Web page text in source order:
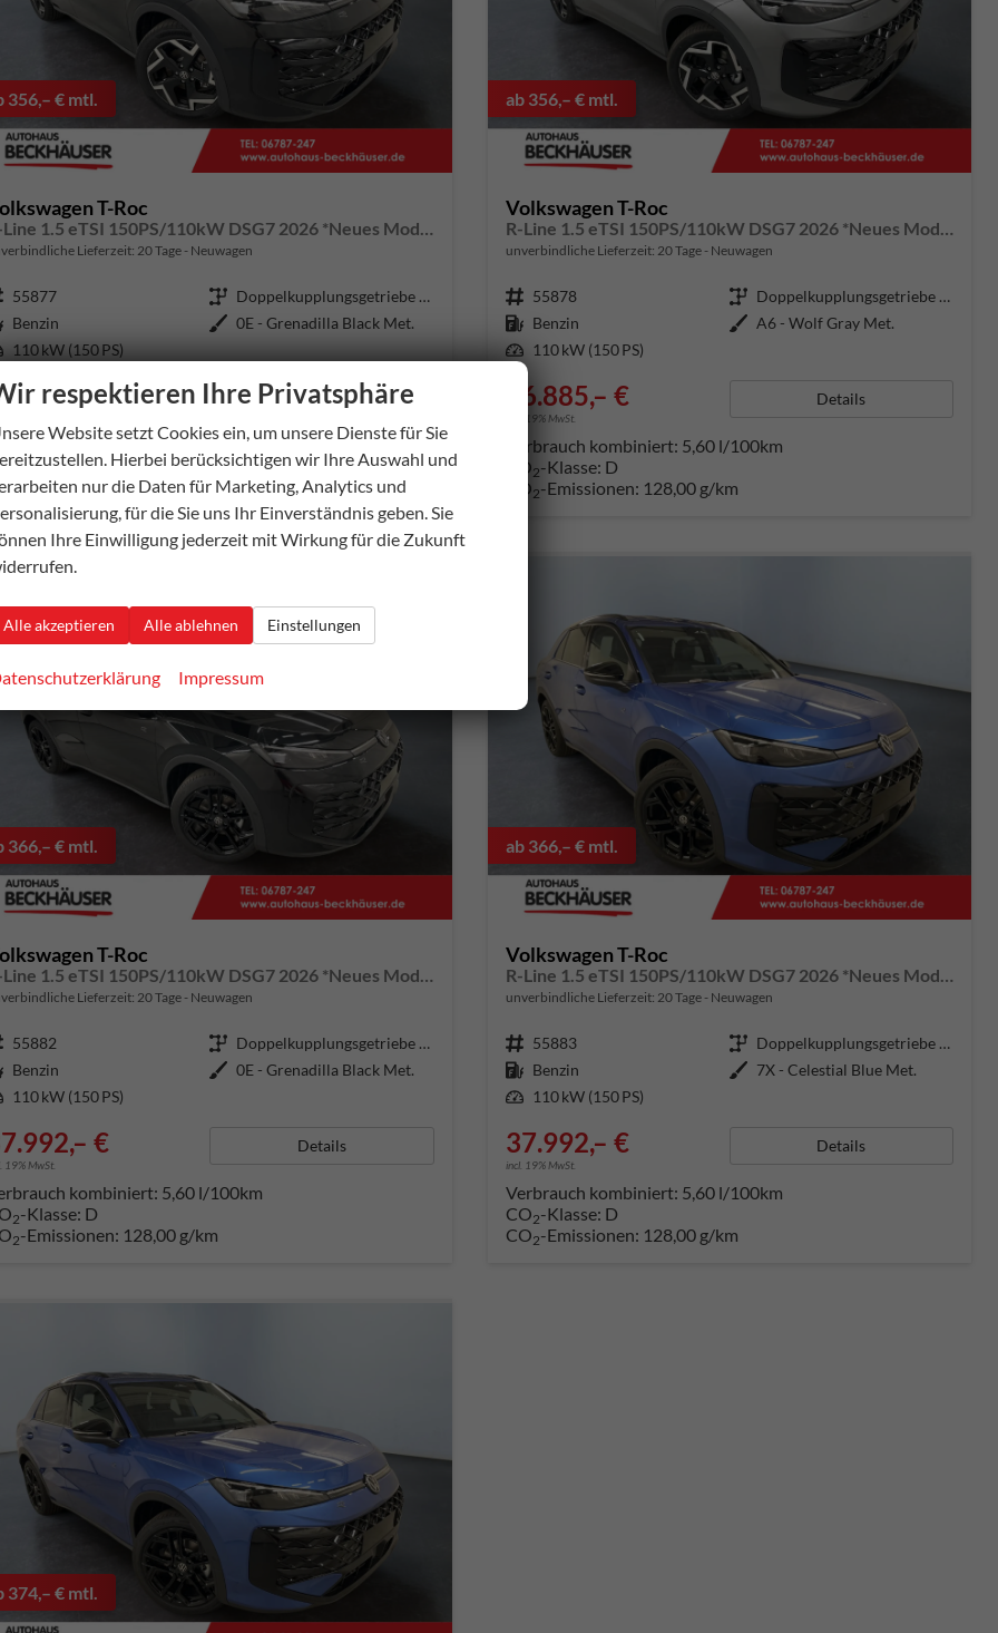
356,– € mtl.
T-Roc
R-Line 1.5 eTSI 150PS/110kW DSG7 2026 *Neues Modell* | +AHK+PARK ASSIST PLUS+18"ALU
Lieferzeit: 20 Tage Neuwagen
55877 Getriebe
Doppelkupplungsgetriebe (DSG)
Benzin Außenfarbe 0E - Grenadilla Black Met.
110 kW (150 PS)
€ Details
kombiniert:5,60 l/100km
-Klasse:D
2-Emissionen:128,00 g/km
ab 356,– € mtl.
Volkswagen T-Roc
R-Line 1.5 eTSI 150PS/110kW DSG7 2026 *Neues Modell* | +AHK+18"ALU+PARK ASSIST PLUS
unverbindliche Lieferzeit: 20 Tage Neuwagen
Fahrzeugnummer 55878 Getriebe
Doppelkupplungsgetriebe (DSG)
Kraftstoff Benzin Außenfarbe A6 - Wolf Gray Met.
Leistung 110 kW (150 PS)
36.885,– €
incl. 19% MwSt.
Details
Verbrauch kombiniert: 5,60 l/100km
CO2-Klasse: D
CO2-Emissionen: 128,00 g/km
366,– € mtl.
T-Roc
R-Line 1.5 eTSI 150PS/110kW DSG7 2026 *Neues Modell* | +AHK +BlackStyle +19" ALU +IQ.Licht-Matrix
Lieferzeit: 20 Tage Neuwagen
55882 Getriebe
Doppelkupplungsgetriebe (DSG)
Benzin Außenfarbe 0E - Grenadilla Black Met.
110 kW (150 PS)
€
19% MwSt.
Details
kombiniert: 5,60 l/100km
2-Klasse: D
2-Emissionen: 128,00 g/km
ab 366,– € mtl.
Volkswagen T-Roc
R-Line 1.5 eTSI 150PS/110kW DSG7 2026 *Neues Modell* | +AHK +BlackStyle +19" ALU +IQ.Licht-Matrix
unverbindliche Lieferzeit: 20 Tage Neuwagen
Fahrzeugnummer 55883 Getriebe
Doppelkupplungsgetriebe (DSG)
Kraftstoff Benzin Außenfarbe 7X - Celestial Blue Met.
Leistung 110 kW (150 PS)
37.992,– €
incl. 19% MwSt.
Details
Verbrauch kombiniert: 5,60 l/100km
CO2-Klasse: D
CO2-Emissionen: 128,00 g/km
374,– € mtl.
respektieren Ihre Privatsphäre
Website setzt Cookies ein, um unsere Dienste für Sie
Hierbei berücksichtigen wir Ihre Auswahl und
nur die Daten für Marketing, Analytics und
für die Sie uns Ihr Einverständnis geben. Sie
Ihre Einwilligung jederzeit mit Wirkung für die Zukunft
Alle akzeptieren Alle ablehnen Einstellungen
Impressum